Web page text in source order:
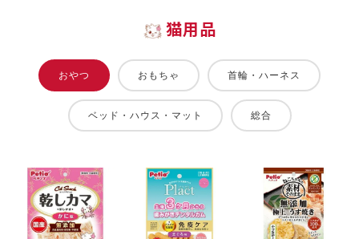
猫用品
おやつ おもちゃ 首輪・ハーネス
ベッド・ハウス・マット 総合